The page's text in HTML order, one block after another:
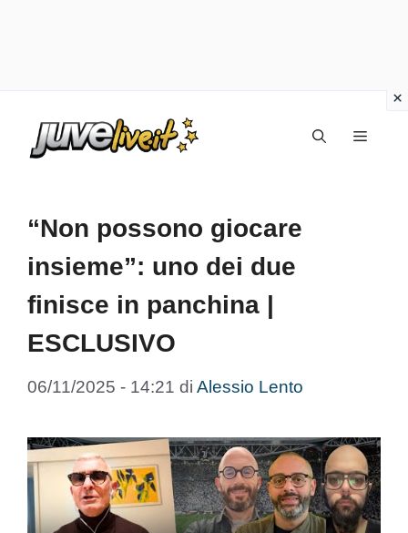
Menu
“Non possono giocare
insieme”: uno dei due
finisce in panchina |
ESCLUSIVO
06/11/2025 - 14:21 di Alessio Lento